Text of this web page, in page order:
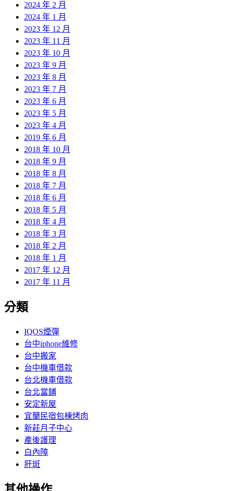
2024 年 2 月
2024 年 1 月
2023 年 12 月
2023 年 11 月
2023 年 10 月
2023 年 9 月
2023 年 8 月
2023 年 7 月
2023 年 6 月
2023 年 5 月
2023 年 4 月
2019 年 6 月
2018 年 10 月
2018 年 9 月
2018 年 8 月
2018 年 7 月
2018 年 6 月
2018 年 5 月
2018 年 4 月
2018 年 3 月
2018 年 2 月
2018 年 1 月
2017 年 12 月
2017 年 11 月
分類
IQOS煙彈
台中iphone維修
台中搬家
台中機車借款
台北機車借款
台北當鋪
安定新屋
宜蘭民宿包棟烤肉
新莊月子中心
產後護理
白內障
肝斑